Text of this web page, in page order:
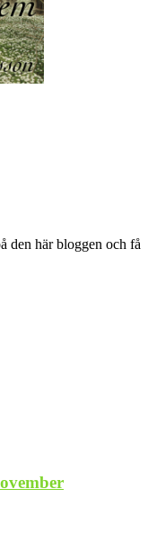
den här bloggen och få